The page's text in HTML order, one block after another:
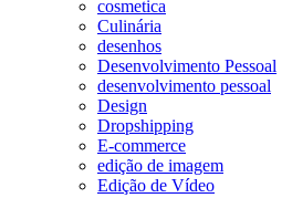
cosmetica
Culinária
desenhos
Desenvolvimento Pessoal
desenvolvimento pessoal
Design
Dropshipping
E-commerce
edição de imagem
Edição de Vídeo